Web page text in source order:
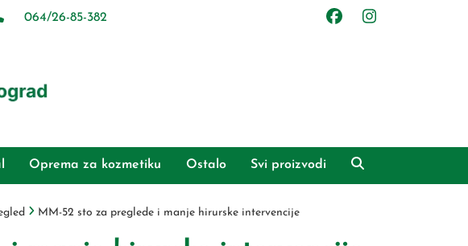
064/26-85-382
Oprema za kozmetiku Ostalo Svi proizvodi
MM-52 sto za preglede i manje hirurske intervencije